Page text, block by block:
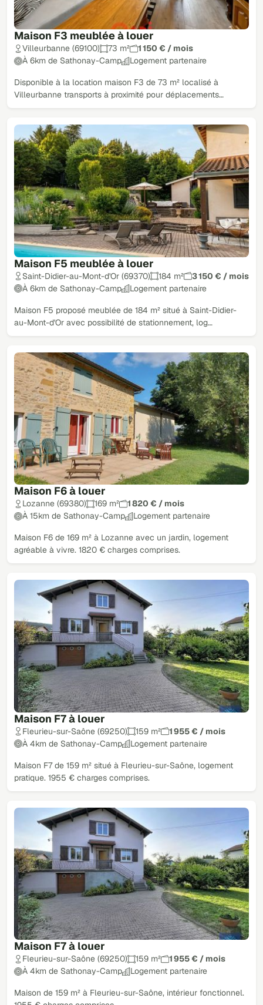
Maison F3 meublée à louer
Villeurbanne (69100) 73 m²
1 150 € / mois
À 6km de Sathonay-Camp
Logement partenaire
Disponible à la location maison F3 de 73 m² localisé à
Villeurbanne transports à proximité pour déplacements…
Maison F5 meublée à louer
Saint-Didier-au-Mont-d'Or (69370) 184 m²
3 150 € / mois
À 6km de Sathonay-Camp
Logement partenaire
Maison F5 proposé meublée de 184 m² situé à Saint-Didier-
au-Mont-d'Or avec possibilité de stationnement, log…
Maison F6 à louer
Lozanne (69380) 169 m²
1 820 € / mois
À 15km de Sathonay-Camp
Logement partenaire
Maison F6 de 169 m² à Lozanne avec un jardin, logement
agréable à vivre. 1820 € charges comprises.
Maison F7 à louer
Fleurieu-sur-Saône (69250) 159 m²
1 955 € / mois
À 4km de Sathonay-Camp
Logement partenaire
Maison F7 de 159 m² situé à Fleurieu-sur-Saône, logement
pratique. 1955 € charges comprises.
Maison F7 à louer
Fleurieu-sur-Saône (69250) 159 m²
1 955 € / mois
À 4km de Sathonay-Camp
Logement partenaire
Maison de 159 m² à Fleurieu-sur-Saône, intérieur fonctionnel.